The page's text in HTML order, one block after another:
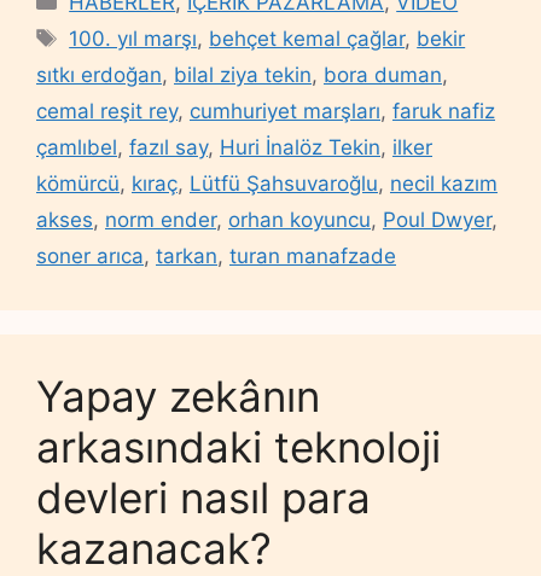
Tags
100. yıl marşı, behçet kemal çağlar, bekir
sıtkı erdoğan, bilal ziya tekin, bora duman,
cemal reşit rey, cumhuriyet marşları, faruk nafiz
çamlıbel, fazıl say, Huri İnalöz Tekin, ilker
kömürcü, kıraç, Lütfü Şahsuvaroğlu, necil kazım
akses, norm ender, orhan koyuncu, Poul Dwyer,
soner arıca, tarkan, turan manafzade
Yapay zekânın
arkasındaki teknoloji
devleri nasıl para
kazanacak?